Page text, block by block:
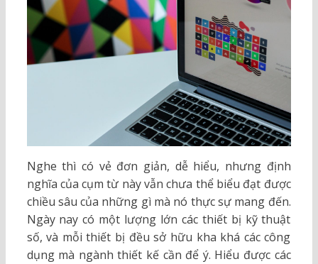
Nghe thì có vẻ đơn giản, dễ hiểu, nhưng định
nghĩa của cụm từ này vẫn chưa thể biểu đạt được
chiều sâu của những gì mà nó thực sự mang đến.
Ngày nay có một lượng lớn các thiết bị kỹ thuật
số, và mỗi thiết bị đều sở hữu kha khá các công
dụng mà ngành thiết kế cần để ý. Hiểu được các